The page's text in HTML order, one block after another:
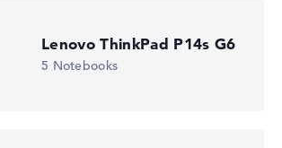
Lenovo ThinkPad P14s G6
5 Notebooks